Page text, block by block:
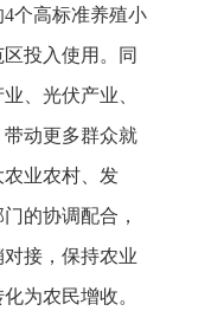
个高标准养殖小
投入使用。同
、光伏产业、
动更多群众就
业农村、发
的协调配合，
接，保持农业
为农民增收。